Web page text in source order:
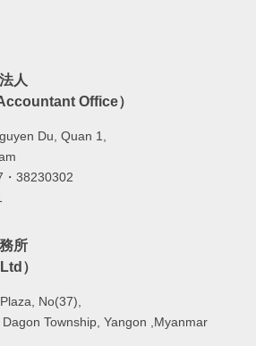
人
Office）
Du, Quan 1,
38230302
所
）
No(37),
Township, Yangon ,Myanmar